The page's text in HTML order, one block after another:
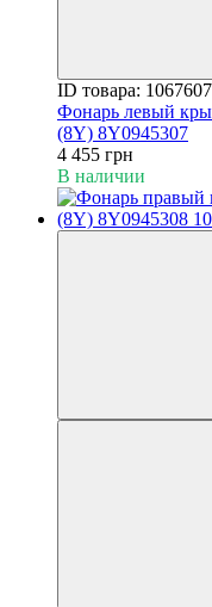
ID товара: 1067607
Фонарь левый
(8Y) 8Y0945307
4 455 грн
В наличии